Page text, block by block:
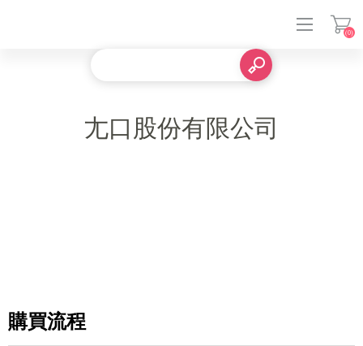
(0)
尢口股份有限公司
購買流程